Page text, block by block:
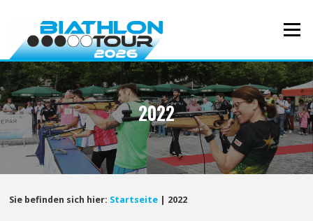
Inhalt
Menü
2022
Sie befinden sich hier: Startseite | 2022